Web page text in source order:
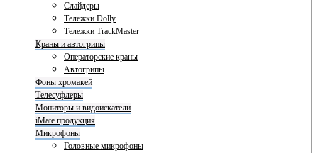
Слайдеры
Тележки Dolly
Тележки TrackMaster
Краны и автогрипы
Операторские краны
Автогрипы
Фоны хромакей
Телесуфлеры
Мониторы и видоискатели
iMate продукция
Микрофоны
Головные микрофоны